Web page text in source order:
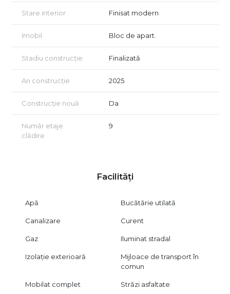
Stare interior Finisat modern
Imobil Bloc de apart.
Stadiu construcție Finalizată
An construcție 2025
Construcție nouă Da
Număr etaje
clădire
9
Facilități
Apă Bucătărie utilată
Canalizare Curent
Gaz Iluminat stradal
Izolație exterioară
Mijloace de transport în
comun
Mobilat complet Străzi asfaltate